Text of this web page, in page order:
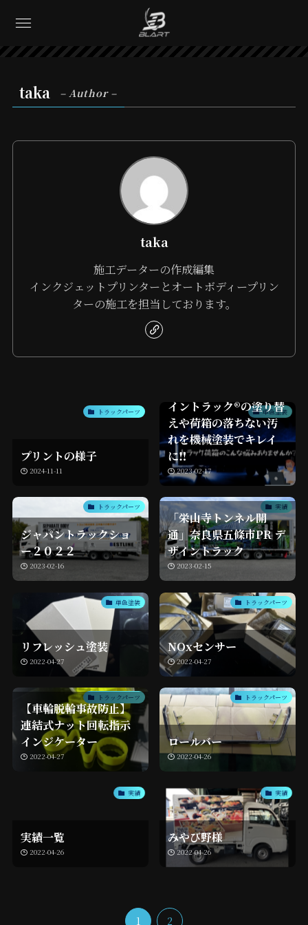
taka – Author –
taka
施工データーの作成編集
インクジェットプリンターとオートボディープリン
ターの施工を担当しております。
トラックパーツ
プリントの様子
2024-11-11
単色塗装
イントラック®︎の塗り替
えや荷箱の落ちない汚
れを機械塗装でキレイ
に‼︎
2023-02-17
トラックパーツ
ジャパントラックショ
ー２０２２
2023-02-16
実績
「栄山寺トンネル開
通」奈良県五條市PR デ
ザイントラック
2023-02-15
単色塗装
リフレッシュ塗装
2022-04-27
トラックパーツ
NOxセンサー
2022-04-27
トラックパーツ
【車輪脱輪事故防止】
連結式ナット回転指示
インジケーター
2022-04-27
トラックパーツ
ロールバー
2022-04-26
実績
実績一覧
2022-04-26
実績
みやび野様
2022-04-26
1 2